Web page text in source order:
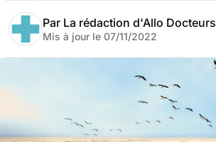
Par La rédaction d'Allo Docteurs
Mis à jour le 07/11/2022